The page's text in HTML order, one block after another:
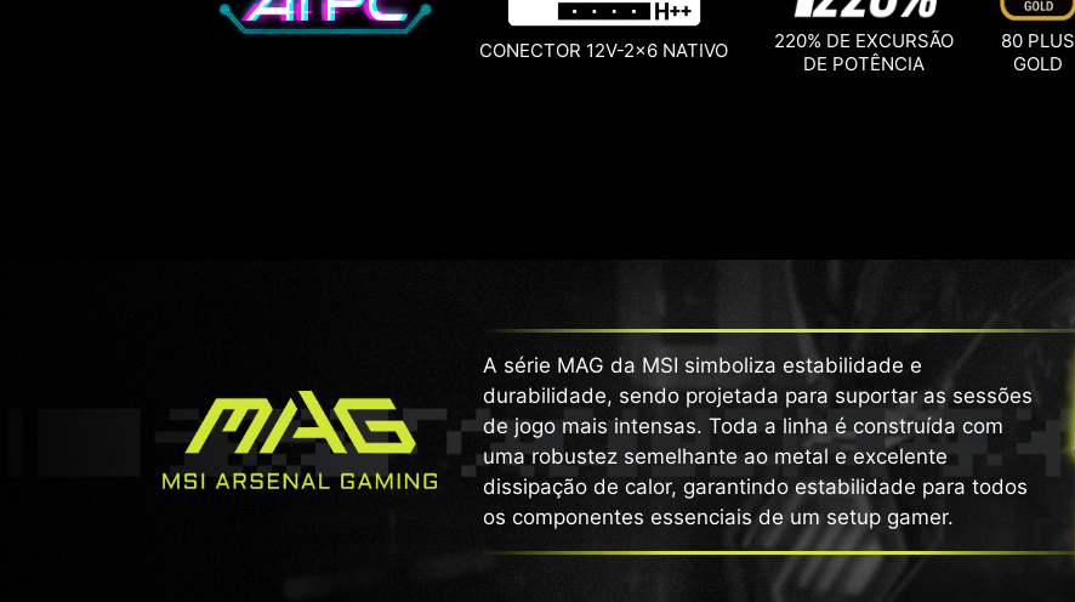
CONECTOR 12V-2x6 NATIVO
220% DE EXCURSÃO
DE POTÊNCIA
80 PLUS
GOLD
A série MAG da MSI simboliza estabilidade e
durabilidade, sendo projetada para suportar as sessões
de jogo mais intensas. Toda a linha é construída com
uma robustez semelhante ao metal e excelente
dissipação de calor, garantindo estabilidade para todos
os componentes essenciais de um setup gamer.